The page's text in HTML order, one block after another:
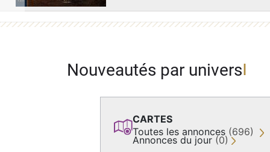
Nouveautés par univers
CARTES
Toutes les annonces (696)
Annonces du jour (0)